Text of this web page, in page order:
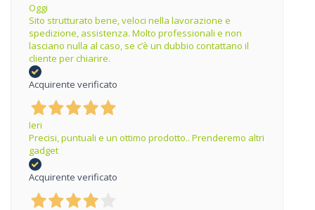
Oggi
Sito strutturato bene, veloci nella lavorazione e
spedizione, assistenza. Molto professionali e non
lasciano nulla al caso, se c’è un dubbio contattano il
cliente per chiarire.
Acquirente verificato
Ieri
Precisi, puntuali e un ottimo prodotto.. Prenderemo altri
gadget
Acquirente verificato